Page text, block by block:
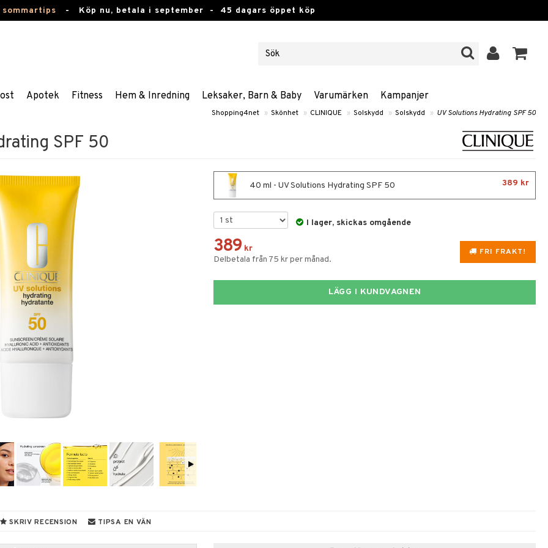
- Köp nu, betala i september - 45 dagars öppet köp
Apotek Fitness Hem & Inredning Leksaker, Barn & Baby Varumärken Kampanjer
Shopping4net » Skönhet » CLINIQUE » Solskydd » Solskydd » UV Solutions Hydrating SPF 50
SPF 50
40 ml - UV Solutions Hydrating SPF 50 389 kr
I lager, skickas omgående
FRI FRAKT!
389 kr
Delbetala från 75 kr per månad.
LÄGG I KUNDVAGNEN
SKRIV RECENSION TIPSA EN VÄN